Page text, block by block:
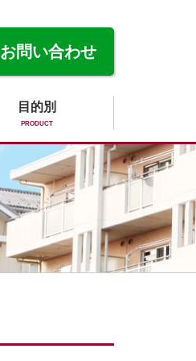
お問い合わせ
目的別
PRODUCT